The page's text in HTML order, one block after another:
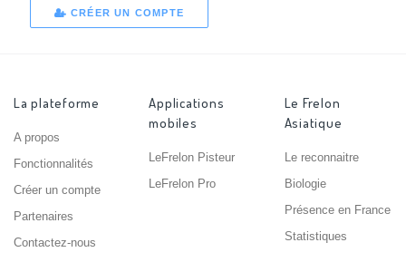
CRÉER UN COMPTE
La plateforme
A propos
Fonctionnalités
Créer un compte
Partenaires
Contactez-nous
Applications
mobiles
LeFrelon Pisteur
LeFrelon Pro
Le Frelon
Asiatique
Le reconnaitre
Biologie
Présence en France
Statistiques